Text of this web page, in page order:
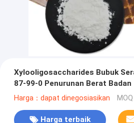
Xylooligosaccharides Bubuk
87-99-0 Penurunan Berat Badan
Harga：dapat dinegosiasikan
Harga terbaik